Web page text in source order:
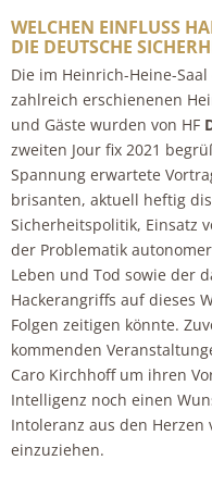
WELCHEN EINFLUSS
DIE DEUTSCHE
Die im Heinrich-Heine-
zahlreich erschienenen
und Gäste wurden von HF
zweiten Jour fix 2021
Spannung erwartete
brisanten, aktuell heftig
Sicherheitspolitik, Einsatz
der Problematik
Leben und Tod sowie der
Hackerangriffs auf dieses
Folgen zeitigen könnte.
kommenden
Caro Kirchhoff um ihren
Intelligenz noch einen
Intoleranz aus den
einzuziehen.